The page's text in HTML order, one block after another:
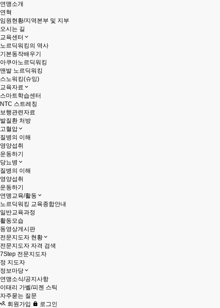
연맹소개
연혁
임원현황/지역본부 및 지부
오시는 길
교육센터
노르딕워킹의 역사
기본동작배우기
아쿠아노르딕워킹
맨발 노르딕워킹
스노워킹(슈잉)
교육자료
스마트학습센터
NTC 스트레칭
보행관련자료
발질환 처방
고혈압
질병의 이해
영양섭취
운동하기
당뇨병
질병의 이해
영양섭취
운동하기
연맹교육/활동
노르딕워킹 교육종합안내
일반교육과정
활동모습
동영상게시판
전문지도자 현황
전문지도자 자격 검색
7Step 전문지도자
정 지도자
정보마당
연맹소식/공지사항
이태리 가벨/피젠 스틱
자주묻는 질문
회원가입
로그인